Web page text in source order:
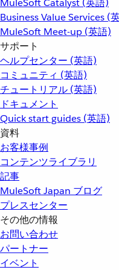
MuleSoft Catalyst (英語)
Business Value Services (
MuleSoft Meet-up (英語)
サポート
ヘルプセンター (英語)
コミュニティ (英語)
チュートリアル (英語)
ドキュメント
Quick start guides (英語)
資料
お客様事例
コンテンツライブラリ
記事
MuleSoft Japan ブログ
プレスセンター
その他の情報
お問い合わせ
パートナー
イベント